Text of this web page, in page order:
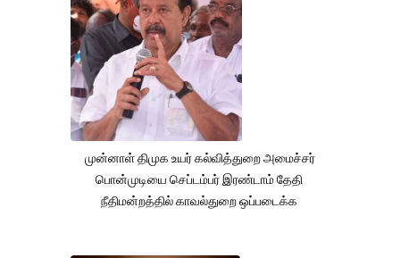
முன்னாள் திமுக உயர் கல்வித்துறை அமைச்சர்
பொன்முடியை செப்டம்பர் இரண்டாம் தேதி
நீதிமன்றத்தில் காவல்துறை ஒப்படைக்க